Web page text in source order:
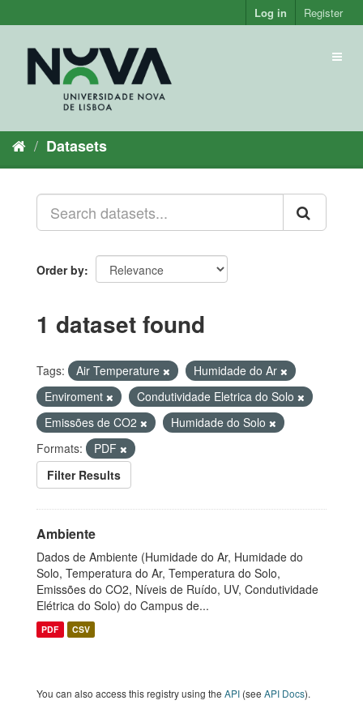
to
Log in Register
Datasets
Order by
1 dataset found
Tags: Air Temperature
Humidade do Ar
Enviroment
Condutividade Eletrica do Solo
Emissões de CO2
Humidade do Solo
Formats:
PDF
Filter Results
Ambiente
Dados de Ambiente (Humidade do Ar, Humidade do
Solo, Temperatura do Ar, Temperatura do Solo,
Emissões do CO2, Níveis de Ruído, UV, Condutividade
Elétrica do Solo) do Campus de...
PDF CSV
You can also access this registry using the API (see API Docs).